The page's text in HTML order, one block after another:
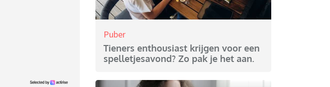
Puber
Tieners enthousiast krijgen voor een
spelletjesavond? Zo pak je het aan.